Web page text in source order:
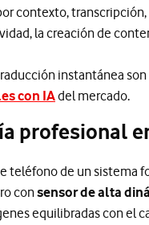
contexto,
la creación de
instantánea
con IAdel mercado.
profesional
teléfono de un
consensor de alta
equilibradas con el